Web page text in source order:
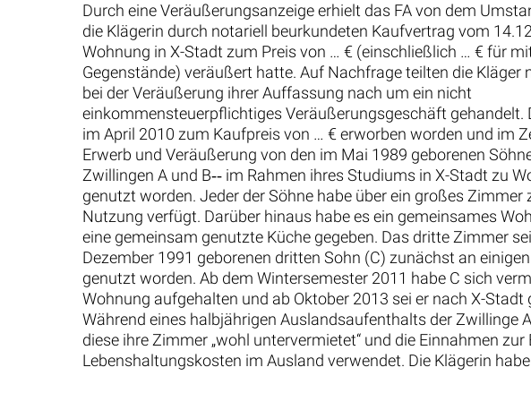
Durch eine Veräußerungsanzeige erhielt das FA von dem
die Klägerin durch notariell beurkundeten Kaufvertrag vom
Wohnung in X-Stadt zum Preis von … € (einschließlich … € für
Gegenstände) veräußert hatte. Auf Nachfrage teilten die Kläger
bei der Veräußerung ihrer Auffassung nach um ein nicht
einkommensteuerpflichtiges Veräußerungsgeschäft gehandelt.
im April 2010 zum Kaufpreis von … € erworben worden und im
Erwerb und Veräußerung von den im Mai 1989 geborenen
Zwillingen A und B‑‑ im Rahmen ihres Studiums in X-Stadt zu
genutzt worden. Jeder der Söhne habe über ein großes Zimmer
Nutzung verfügt. Darüber hinaus habe es ein gemeinsames
eine gemeinsam genutzte Küche gegeben. Das dritte Zimmer
Dezember 1991 geborenen dritten Sohn (C) zunächst an
genutzt worden. Ab dem Wintersemester 2011 habe C sich
Wohnung aufgehalten und ab Oktober 2013 sei er nach X-Stadt
Während eines halbjährigen Auslandsaufenthalts der Zwillinge
diese ihre Zimmer „wohl untervermietet“ und die Einnahmen
Lebenshaltungskosten im Ausland verwendet. Die Klägerin